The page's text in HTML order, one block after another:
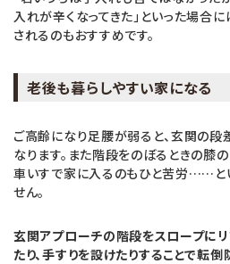
入れが辛くなってきた」といった場合
されるのもおすすめです。
老後も暮らしやすい家になる
ご高齢になり足腰が弱ると、玄関の段
なります。また階段をのぼるときの膝
車いすで家に入るのもひと苦労……と
せん。
玄関アプローチの階段をスロープに
たり、手すりを設けたりすることで転倒